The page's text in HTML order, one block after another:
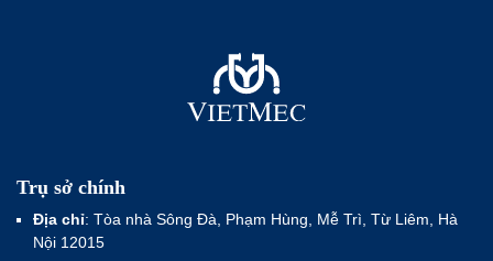
Trụ sở chính
Địa chỉ: Tòa nhà Sông Đà, Phạm Hùng, Mễ Trì, Từ Liêm, Hà
Nội 12015